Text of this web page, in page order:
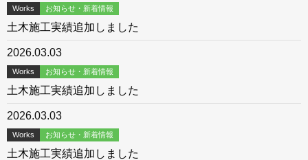
Works お知らせ・新着情報
土木施工実績追加しました
2026.03.03
Works お知らせ・新着情報
土木施工実績追加しました
2026.03.03
Works お知らせ・新着情報
土木施工実績追加しました